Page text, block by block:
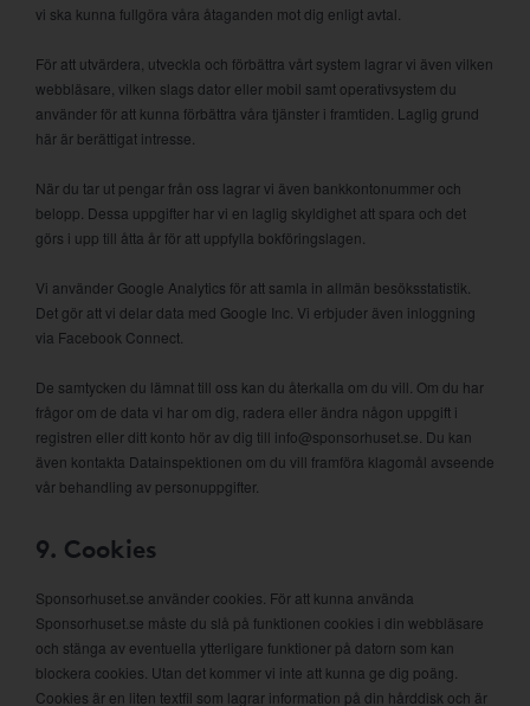
vi ska kunna fullgöra våra åtaganden mot dig enligt avtal.
För att utvärdera, utveckla och förbättra vårt system lagrar vi även vilken
webbläsare, vilken slags dator eller mobil samt operativsystem du
använder för att kunna förbättra våra tjänster i framtiden. Laglig grund
här är berättigat intresse.
När du tar ut pengar från oss lagrar vi även bankkontonummer och
belopp. Dessa uppgifter har vi en laglig skyldighet att spara och det
görs i upp till åtta år för att uppfylla bokföringslagen.
Vi använder Google Analytics för att samla in allmän besöksstatistik.
Det gör att vi delar data med Google Inc. Vi erbjuder även inloggning
via Facebook Connect.
De samtycken du lämnat till oss kan du återkalla om du vill. Om du har
frågor om de data vi har om dig, radera eller ändra någon uppgift i
registren eller ditt konto hör av dig till info@sponsorhuset.se. Du kan
även kontakta Datainspektionen om du vill framföra klagomål avseende
vår behandling av personuppgifter.
9. Cookies
Sponsorhuset.se använder cookies. För att kunna använda
Sponsorhuset.se måste du slå på funktionen cookies i din webbläsare
och stänga av eventuella ytterligare funktioner på datorn som kan
blockera cookies. Utan det kommer vi inte att kunna ge dig poäng.
Cookies är en liten textfil som lagrar information på din hårddisk och är